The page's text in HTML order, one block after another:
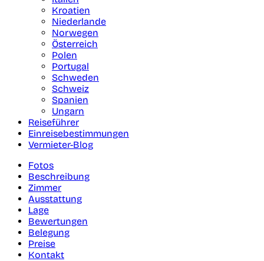
Kroatien
Niederlande
Norwegen
Österreich
Polen
Portugal
Schweden
Schweiz
Spanien
Ungarn
Reiseführer
Einreisebestimmungen
Vermieter-Blog
Fotos
Beschreibung
Zimmer
Ausstattung
Lage
Bewertungen
Belegung
Preise
Kontakt